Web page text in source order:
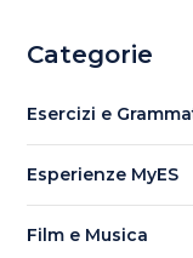
Categorie
Esercizi e
Esperienze MyES
Film e Musica